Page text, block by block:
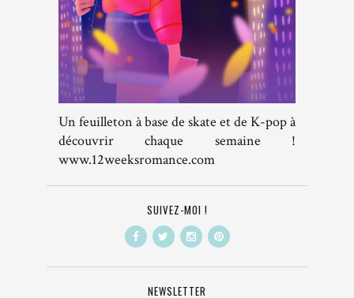
Un feuilleton à base de skate et de K-pop à
découvrir chaque semaine !
www.12weeksromance.com
SUIVEZ-MOI !
NEWSLETTER